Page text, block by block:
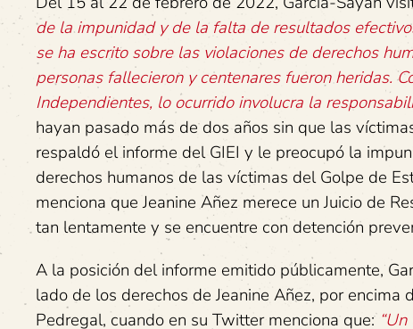
de la impunidad y de la falta de resultados
se ha escrito sobre las violaciones de derechos
personas fallecieron y centenares fueron heridas.
Independientes, lo ocurrido involucra la
hayan pasado más de dos años sin que las
respaldó el informe del GIEI y le preocupó la
derechos humanos de las víctimas del Golpe de
menciona que Jeanine Añez merece un Juicio de
tan lentamente y se encuentre con detención
A la posición del informe emitido públicamente,
lado de los derechos de Jeanine Añez, por
Pedregal, cuando en su Twitter menciona que: